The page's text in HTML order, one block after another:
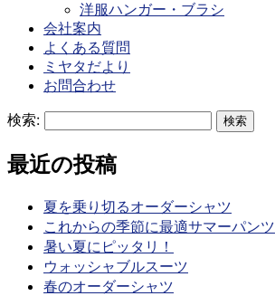
洋服ハンガー・ブラシ
会社案内
よくある質問
ミヤタだより
お問合わせ
検索:
最近の投稿
夏を乗り切るオーダーシャツ
これからの季節に最適サマーパンツ
暑い夏にピッタリ！
ウォッシャブルスーツ
春のオーダーシャツ